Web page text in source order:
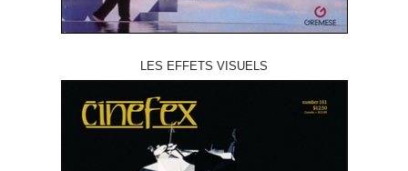
LES EFFETS VISUELS